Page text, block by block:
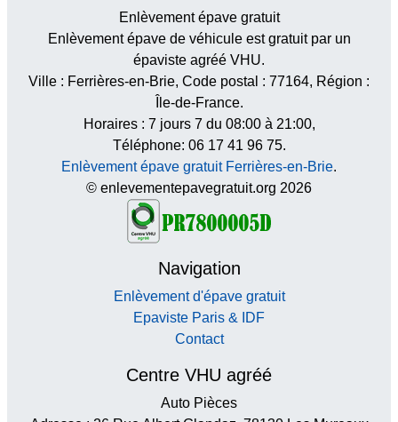
Enlèvement épave gratuit
Enlèvement épave de véhicule est gratuit par un
épaviste agréé VHU.
Ville : Ferrières-en-Brie, Code postal : 77164, Région :
Île-de-France.
Horaires : 7 jours 7 du 08:00 à 21:00,
Téléphone: 06 17 41 96 75.
Enlèvement épave gratuit Ferrières-en-Brie.
© enlevementepavegratuit.org 2026
Navigation
Enlèvement d'épave gratuit
Epaviste Paris & IDF
Contact
Centre VHU agréé
Auto Pièces